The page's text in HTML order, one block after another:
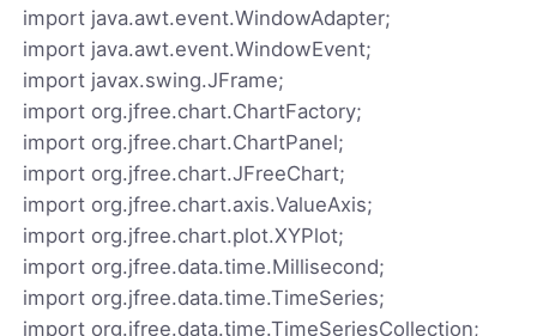
import java.awt.event.WindowAdapter;
import java.awt.event.WindowEvent;
import javax.swing.JFrame;
import org.jfree.chart.ChartFactory;
import org.jfree.chart.ChartPanel;
import org.jfree.chart.JFreeChart;
import org.jfree.chart.axis.ValueAxis;
import org.jfree.chart.plot.XYPlot;
import org.jfree.data.time.Millisecond;
import org.jfree.data.time.TimeSeries;
import org.jfree.data.time.TimeSeriesCollection;